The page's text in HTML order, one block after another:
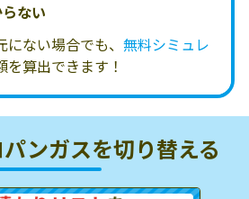
ない
ない場合でも、 無料シミュレ
を算出できます！
ンガスを切り替える